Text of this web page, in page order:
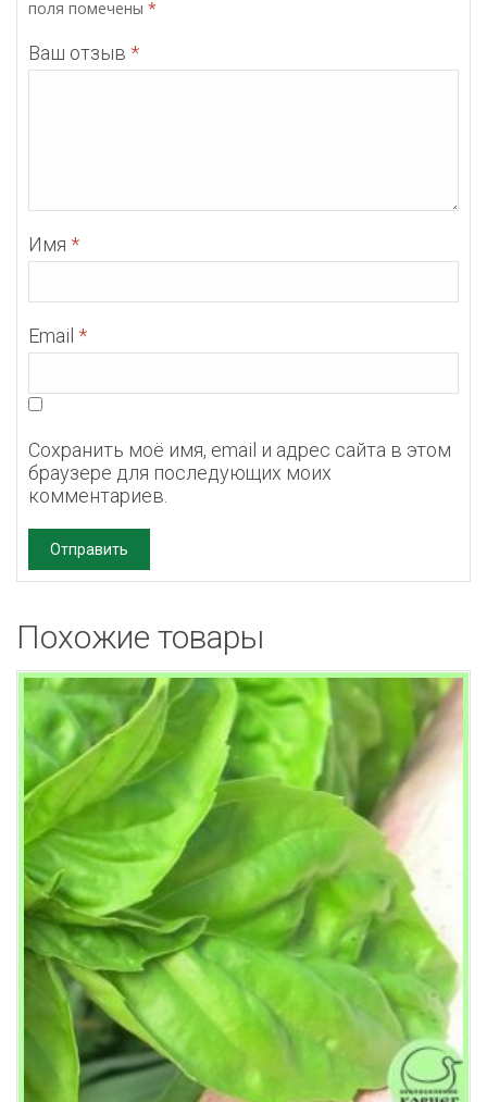
поля помечены *
Ваш отзыв *
Имя *
Email *
Сохранить моё имя, email и адрес сайта в этом
браузере для последующих моих
комментариев.
Похожие товары